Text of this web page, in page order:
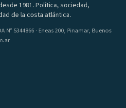
1981. Política, sociedad,
de la costa atlántica.
Nº 5344866 · Eneas 200, Pinamar, Buenos